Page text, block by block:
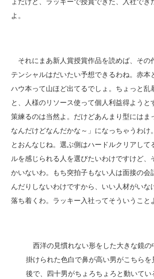
よ。
それにまあ新人賞授賞作品を読めば、その
テンシャルはだいたい予想できるわね。赤本
ハウ本って山ほど出てるでしょ。ちょっと乱
と、人様のリソース使って個人利益得ようと
策練るのは当然よ。だけどあんまり型にはま
なんだけどなんだかな～」になっちゃうわけ
とおんなじね。選ぶ側はハードルクリアして
ルを感じられる人を選びたいわけですけど、
かいないわ。もち突拍子もない人は面接の会
んだりしないわけですから、いい人材がいな
落ち着くわ。ラッキー入社ってそういうこと
西洋の見慣れない形をした大きな鏡の
掛けられた色白で鼻が高い男がこちら
後で、四十男がちょろちょろと動いてい